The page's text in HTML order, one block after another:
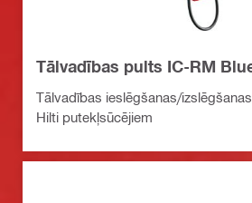
Tālvadības pults IC-RM
Tālvadības ieslēgšanas/
Hilti putekļsūcējiem